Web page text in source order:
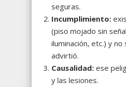
seguras.
Incumplimiento:
(piso mojado sin
iluminación, etc.) y
advirtió.
Causalidad: ese
y las lesiones.